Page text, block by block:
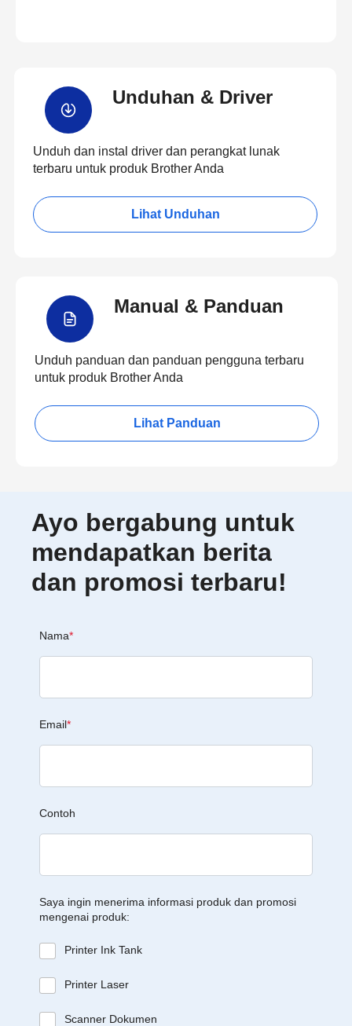
Unduhan & Driver
Unduh dan instal driver dan perangkat lunak
terbaru untuk produk Brother Anda
Lihat Unduhan
Manual & Panduan
Unduh panduan dan panduan pengguna terbaru
untuk produk Brother Anda
Lihat Panduan
Ayo bergabung untuk
mendapatkan berita
dan promosi terbaru!
Nama*
Email*
Contoh
Saya ingin menerima informasi produk dan promosi
mengenai produk:
Printer Ink Tank
Printer Laser
Scanner Dokumen